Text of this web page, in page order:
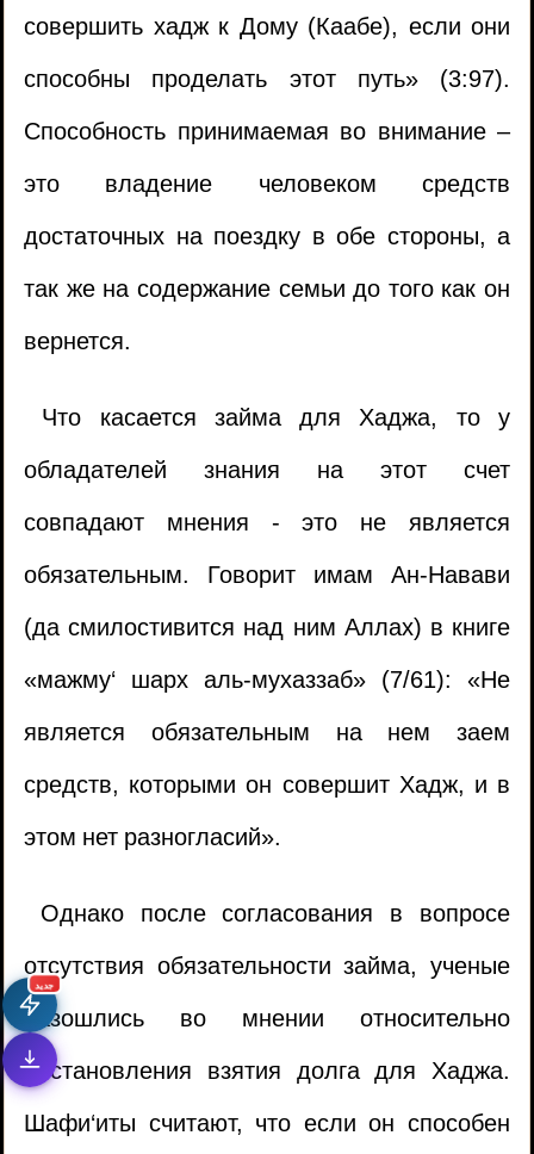
جديد
совершить хадж к Дому (Каабе), если они
способны проделать этот путь» (3:97).
Способность принимаемая во внимание –
это владение человеком средств
достаточных на поездку в обе стороны, а
так же на содержание семьи до того как он
вернется.
Что касается займа для Хаджа, то у
обладателей знания на этот счет
совпадают мнения - это не является
обязательным. Говорит имам Ан-Навави
(да смилостивится над ним Аллах) в книге
«мажму‘ шарх аль-мухаззаб» (7/61): «Не
является обязательным на нем заем
средств, которыми он совершит Хадж, и в
этом нет разногласий».
Однако после согласования в вопросе
отсутствия обязательности займа, ученые
разошлись во мнении относительно
постановления взятия долга для Хаджа.
Шафи‘иты считают, что если он способен